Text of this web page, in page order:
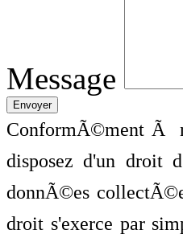
Message
ConformÃ©ment Ã
disposez d'un droit
donnÃ©es
droit s'exerce par